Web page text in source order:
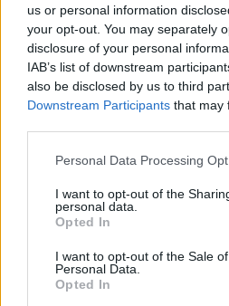
us or personal information
your opt-out. You may separately
disclosure of your personal
IAB’s list of downstream
also be disclosed by us to third
Downstream Participants that may
Personal Data Processing
I want to opt-out of the
personal data.
Opted In
I want to opt-out of the Sale
Personal Data.
Opted In
Σαρλίζ Θερόν: Η προσωπική
κινηματογραφικής Καλυψώς